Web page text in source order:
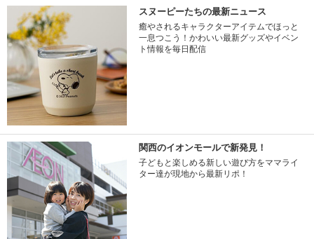
スヌーピーたちの最新ニュース
癒やされるキャラクターアイテムでほっと
一息つこう！かわいい最新グッズやイベン
ト情報を毎日配信
関西のイオンモールで新発見！
子どもと楽しめる新しい遊び方をママライ
ター達が現地から最新リポ！